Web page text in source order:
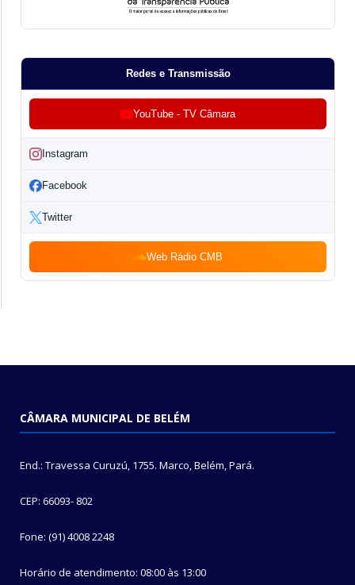
Redes e Transmissão
YouTube - TV Câmara
Instagram
Facebook
Twitter
Web Rádio CMB
CÂMARA MUNICIPAL DE BELÉM
End.: Travessa Curuzú, 1755. Marco, Belém, Pará.
CEP: 66093- 802
Fone: (91) 4008 2248
Horário de atendimento: 08:00 às 13:00